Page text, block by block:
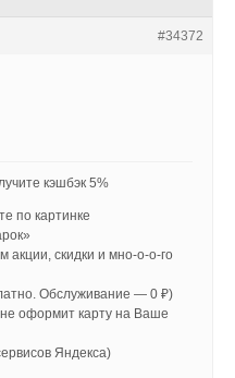
#34372
кэшбэк 5%
по картинке
скидки и мно-о-о-го
Обслуживание — 0 ₽)
не оформит карту на Ваше
Яндекса)